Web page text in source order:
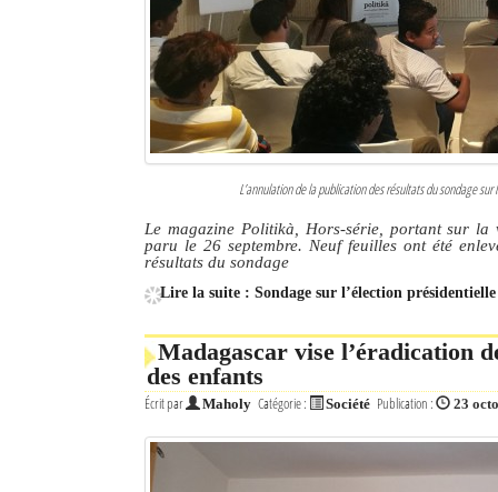
L’annulation de la publication des résultats du sondage
Le magazine Politikà, Hors-série, portant sur
paru le 26 septembre. Neuf feuilles ont été
résultats du sondage
Lire la suite : Sondage sur l’élection
Madagascar vise l’éradication
des enfants
Écrit par Maholy Catégorie : Société Publication : 23